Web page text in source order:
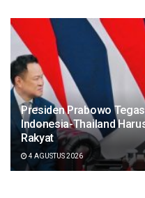
Presiden Prabowo
Indonesia-Thailand
Rakyat
4 AGUSTUS 2026